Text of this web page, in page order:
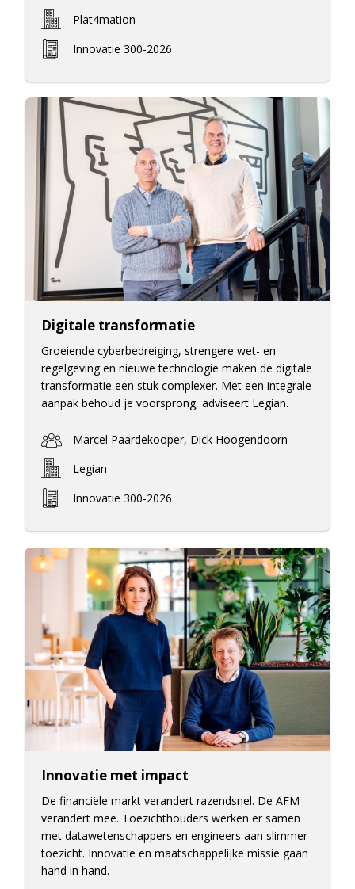
Plat4mation
Innovatie 300-2026
Digitale transformatie
Groeiende cyberbedreiging, strengere wet- en
regelgeving en nieuwe technologie maken de digitale
transformatie een stuk complexer. Met een integrale
aanpak behoud je voorsprong, adviseert Legian.
Marcel Paardekooper, Dick Hoogendoorn
Legian
Innovatie 300-2026
Innovatie met impact
De financiële markt verandert razendsnel. De AFM
verandert mee. Toezichthouders werken er samen
met datawetenschappers en engineers aan slimmer
toezicht. Innovatie en maatschappelijke missie gaan
hand in hand.